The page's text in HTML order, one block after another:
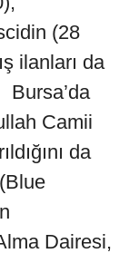
(28
ilanları da
Bursa’da
Camii
da
Dairesi,